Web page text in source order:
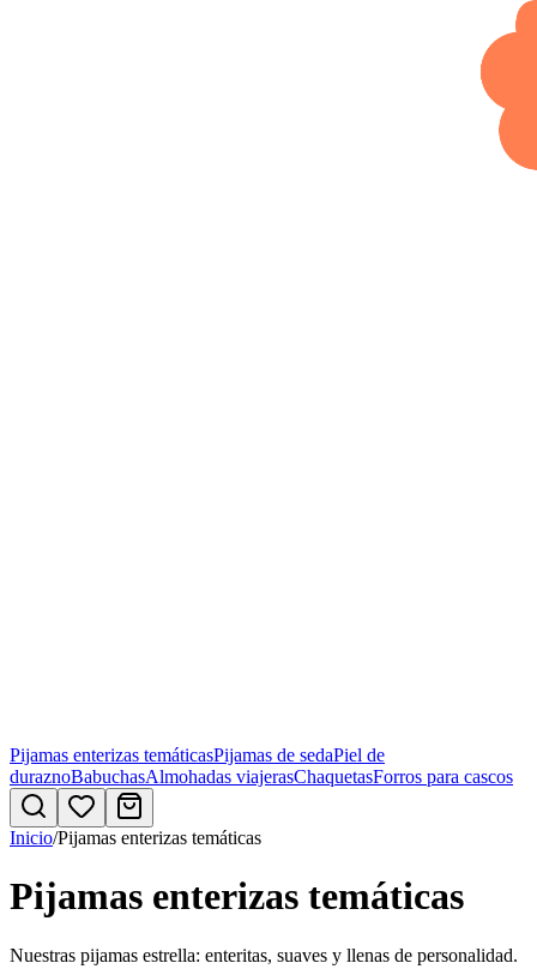
Pijamas enterizas temáticasPijamas de sedaPiel de
duraznoBabuchasAlmohadas viajerasChaquetasForros para cascos
Inicio/Pijamas enterizas temáticas
Pijamas enterizas temáticas
Nuestras pijamas estrella: enteritas, suaves y llenas de personalidad.